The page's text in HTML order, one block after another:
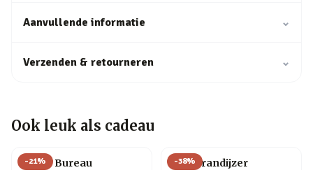
Aanvullende informatie ⌄
Verzenden & retourneren ⌄
Ook leuk als cadeau
-21%
Henry Bureau
-38%
BBQ brandijzer